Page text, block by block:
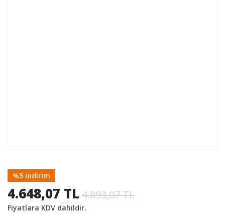
%5 indirim
4.648,07 TL 4.893,07 TL
Fiyatlara KDV dahildir.